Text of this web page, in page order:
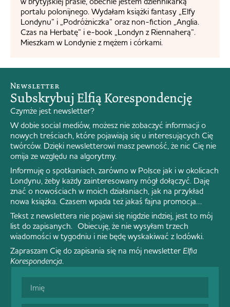
portalu polonijnego. Wydałam książki fantasy „Elfy
Londynu” i „Podróżniczka” oraz non-fiction „Anglia.
Czas na Herbatę” i e-book „Londyn z Riennaherą”.
Mieszkam w Londynie z mężem i córkami.
Newsletter
Subskrybuj Elfią Korespondencję
Czymże jest newsletter?
W dobie social mediów, możesz nie zobaczyć informacji o
nowych treściach, które pojawiają się u interesujących Cię
twórców. Dzięki newsletterowi masz pewność, że nic Cię nie
omija ze względu na algorytmy.
Informuję o spotkaniach, zarówno w Polsce jak i w okolicach
Londynu, żeby każdy zainteresowany mógł dołączyć. Daję
znać o nowościach w moich działaniach, jak na przykład
nowa książka. Czasem wpada też jakaś fajna promocja…
Tekst z newslettera nie pojawi się nigdzie indziej, jest to mój
list do zapisanych. Obiecuję, że nie wysyłam trzech
wiadomości w tygodniu i nie będę wyskakiwać z lodówki.
Zapraszam Cię do zapisania się na mój newsletter Elfia
Korespondencja.